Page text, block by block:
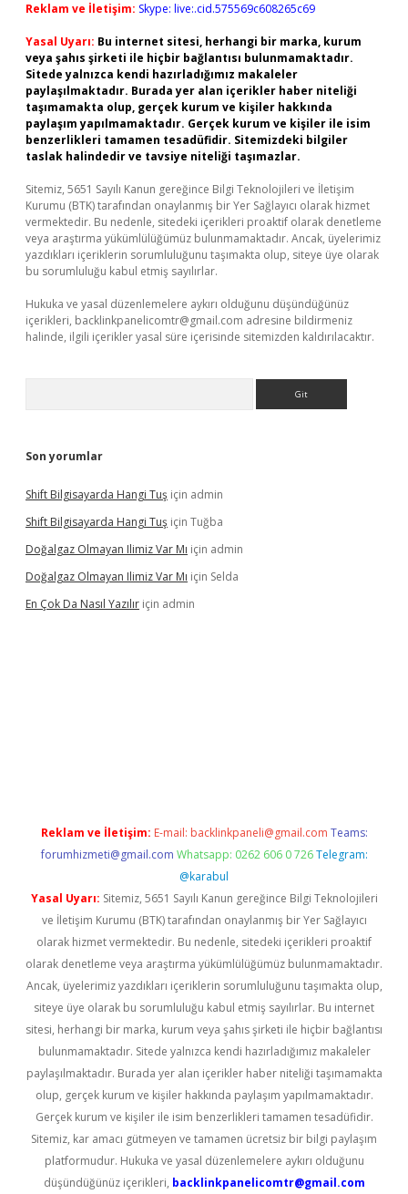
Reklam ve İletişim: Skype: live:.cid.575569c608265c69
Yasal Uyarı: Bu internet sitesi, herhangi bir marka, kurum
veya şahıs şirketi ile hiçbir bağlantısı bulunmamaktadır.
Sitede yalnızca kendi hazırladığımız makaleler
paylaşılmaktadır. Burada yer alan içerikler haber niteliği
taşımamakta olup, gerçek kurum ve kişiler hakkında
paylaşım yapılmamaktadır. Gerçek kurum ve kişiler ile isim
benzerlikleri tamamen tesadüfidir. Sitemizdeki bilgiler
taslak halindedir ve tavsiye niteliği taşımazlar.
Sitemiz, 5651 Sayılı Kanun gereğince Bilgi Teknolojileri ve İletişim
Kurumu (BTK) tarafından onaylanmış bir Yer Sağlayıcı olarak hizmet
vermektedir. Bu nedenle, sitedeki içerikleri proaktif olarak denetleme
veya araştırma yükümlülüğümüz bulunmamaktadır. Ancak, üyelerimiz
yazdıkları içeriklerin sorumluluğunu taşımakta olup, siteye üye olarak
bu sorumluluğu kabul etmiş sayılırlar.
Hukuka ve yasal düzenlemelere aykırı olduğunu düşündüğünüz
içerikleri, backlinkpanelicomtr@gmail.com adresine bildirmeniz
halinde, ilgili içerikler yasal süre içerisinde sitemizden kaldırılacaktır.
Son yorumlar
Shift Bilgisayarda Hangi Tuş için admin
Shift Bilgisayarda Hangi Tuş için Tuğba
Doğalgaz Olmayan Ilimiz Var Mı için admin
Doğalgaz Olmayan Ilimiz Var Mı için Selda
En Çok Da Nasıl Yazılır için admin
Reklam ve İletişim: E-mail: backlinkpaneli@gmail.com Teams:
forumhizmeti@gmail.com Whatsapp: 0262 606 0 726 Telegram:
@karabul
Yasal Uyarı: Sitemiz, 5651 Sayılı Kanun gereğince Bilgi Teknolojileri
ve İletişim Kurumu (BTK) tarafından onaylanmış bir Yer Sağlayıcı
olarak hizmet vermektedir. Bu nedenle, sitedeki içerikleri proaktif
olarak denetleme veya araştırma yükümlülüğümüz bulunmamaktadır.
Ancak, üyelerimiz yazdıkları içeriklerin sorumluluğunu taşımakta olup,
siteye üye olarak bu sorumluluğu kabul etmiş sayılırlar. Bu internet
sitesi, herhangi bir marka, kurum veya şahıs şirketi ile hiçbir bağlantısı
bulunmamaktadır. Sitede yalnızca kendi hazırladığımız makaleler
paylaşılmaktadır. Burada yer alan içerikler haber niteliği taşımamakta
olup, gerçek kurum ve kişiler hakkında paylaşım yapılmamaktadır.
Gerçek kurum ve kişiler ile isim benzerlikleri tamamen tesadüfidir.
Sitemiz, kar amacı gütmeyen ve tamamen ücretsiz bir bilgi paylaşım
platformudur. Hukuka ve yasal düzenlemelere aykırı olduğunu
düşündüğünüz içerikleri, backlinkpanelicomtr@gmail.com